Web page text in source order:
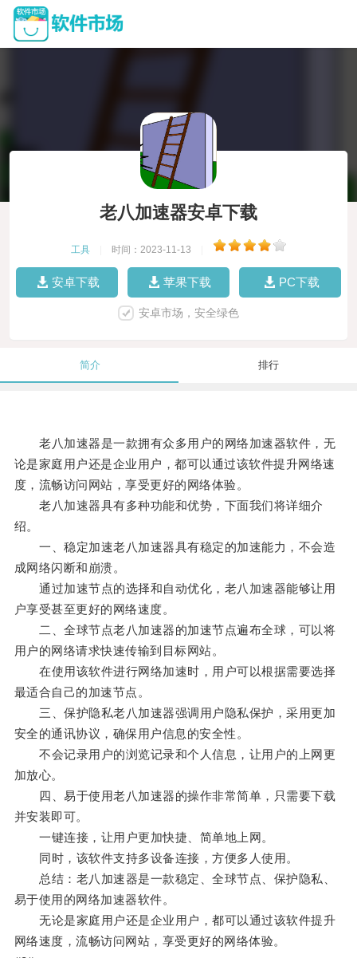
老八加速器安卓下载
工具 时间：2023-11-13
安卓下载 苹果下载 PC下载
安卓市场，安全绿色
简介 排行
老八加速器是一款拥有众多用户的网络加速器软件，无
论是家庭用户还是企业用户，都可以通过该软件提升网络速
度，流畅访问网站，享受更好的网络体验。
老八加速器具有多种功能和优势，下面我们将详细介
绍。
一、稳定加速老八加速器具有稳定的加速能力，不会造
成网络闪断和崩溃。
通过加速节点的选择和自动优化，老八加速器能够让用
户享受甚至更好的网络速度。
二、全球节点老八加速器的加速节点遍布全球，可以将
用户的网络请求快速传输到目标网站。
在使用该软件进行网络加速时，用户可以根据需要选择
最适合自己的加速节点。
三、保护隐私老八加速器强调用户隐私保护，采用更加
安全的通讯协议，确保用户信息的安全性。
不会记录用户的浏览记录和个人信息，让用户的上网更
加放心。
四、易于使用老八加速器的操作非常简单，只需要下载
并安装即可。
一键连接，让用户更加快捷、简单地上网。
同时，该软件支持多设备连接，方便多人使用。
总结：老八加速器是一款稳定、全球节点、保护隐私、
易于使用的网络加速器软件。
无论是家庭用户还是企业用户，都可以通过该软件提升
网络速度，流畅访问网站，享受更好的网络体验。